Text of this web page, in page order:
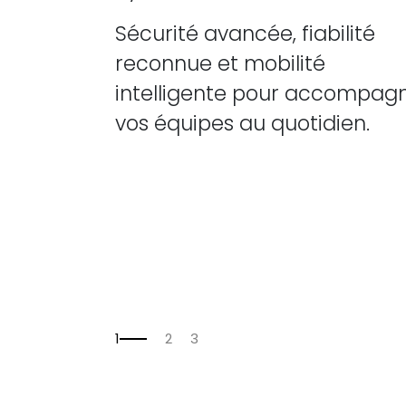
Sécurité avancée, fiabilité
reconnue et mobilité
intelligente pour
vos équipes au quotidien.